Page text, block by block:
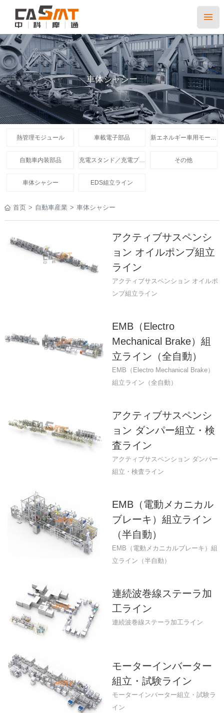
車体シャシー
熱管理モジュール 車載電子部品
自動車内装部品 充電スタンド／充電プラグ その他
車体シャシー EDS組立ライン
首页 > 自動車産業 > 車体シャシー
アクティブサスペンシ
ョン オイルポンプ組立
ライン
アクティブサスペンション オイルポ
ンプ組立ライン
EMB（Electro
Mechanical Brake）組
立ライン（全自動）
EMB（Electro Mechanical Brake）
組立ライン（全自動）
アクティブサスペンシ
ョン ダンパー組立・検
査ライン
アクティブサスペンション ダンパー
組立・検査ライン
EMB（電動メカニカル
ブレーキ）組立ライン
（半自動）
EMB（電動メカニカルブレーキ）組
立ライン（半自動）
連続波巻線ステーラ加
工ライン
連続波巻線ステーラ加工ライン
モーターインバーター
組立・試験ライン
モーターインバーター組立・試験ラ
イン